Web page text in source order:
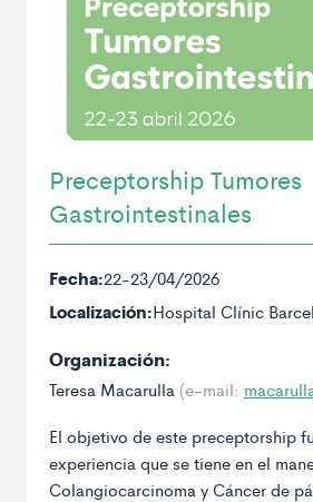
Preceptorship Tumores
Gastrointestinales
Fecha:22-23/04/2026
Localización:Hospital Clínic
Organización:
Teresa Macarulla (e-mail:
El objetivo de este preceptorship
experiencia que se tiene en el
Colangiocarcinoma y Cáncer de